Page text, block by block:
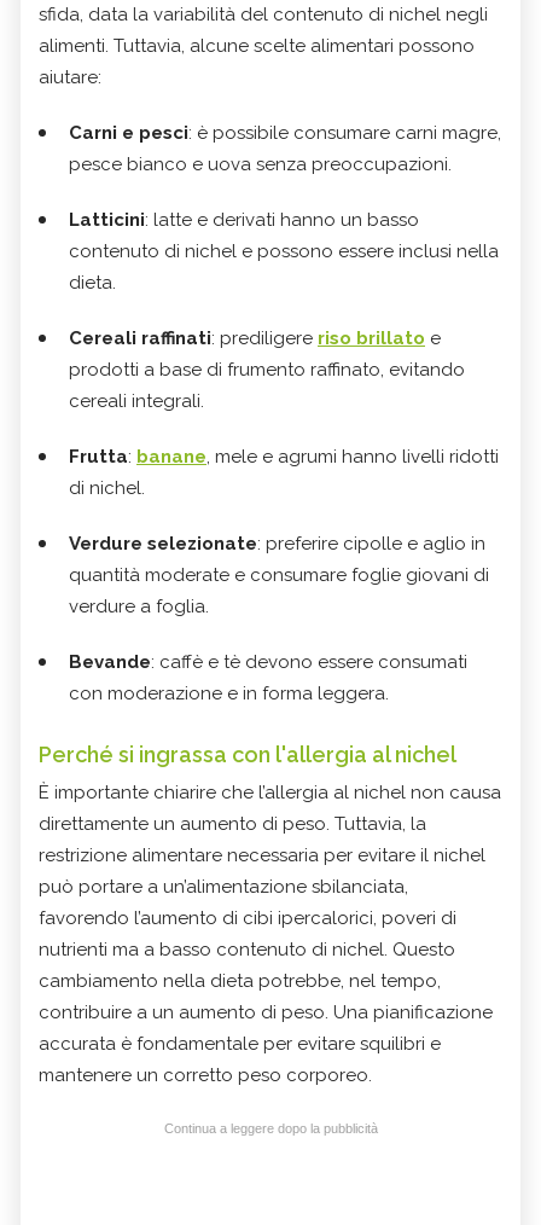
sfida, data la variabilità del contenuto di nichel negli
alimenti. Tuttavia, alcune scelte alimentari possono
aiutare:
Carni e pesci: è possibile consumare carni magre,
pesce bianco e uova senza preoccupazioni.
Latticini: latte e derivati hanno un basso
contenuto di nichel e possono essere inclusi nella
dieta.
Cereali raffinati: prediligere riso brillato e
prodotti a base di frumento raffinato, evitando
cereali integrali.
Frutta: banane, mele e agrumi hanno livelli ridotti
di nichel.
Verdure selezionate: preferire cipolle e aglio in
quantità moderate e consumare foglie giovani di
verdure a foglia.
Bevande: caffè e tè devono essere consumati
con moderazione e in forma leggera.
Perché si ingrassa con l'allergia al nichel
È importante chiarire che l’allergia al nichel non causa
direttamente un aumento di peso. Tuttavia, la
restrizione alimentare necessaria per evitare il nichel
può portare a un’alimentazione sbilanciata,
favorendo l’aumento di cibi ipercalorici, poveri di
nutrienti ma a basso contenuto di nichel. Questo
cambiamento nella dieta potrebbe, nel tempo,
contribuire a un aumento di peso. Una pianificazione
accurata è fondamentale per evitare squilibri e
mantenere un corretto peso corporeo.
Continua a leggere dopo la pubblicità